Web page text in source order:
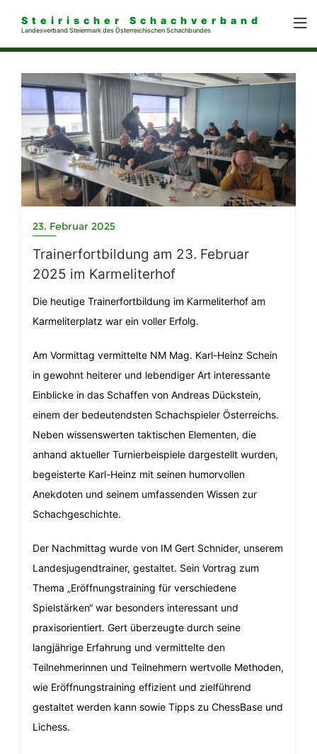
Steirischer Schachverband
Landesverband Steiermark des Österreichischen Schachbundes
23. Februar 2025
Trainerfortbildung am 23. Februar
2025 im Karmeliterhof
Die heutige Trainerfortbildung im Karmeliterhof am
Karmeliterplatz war ein voller Erfolg.
Am Vormittag vermittelte NM Mag. Karl-Heinz Schein
in gewohnt heiterer und lebendiger Art interessante
Einblicke in das Schaffen von Andreas Dückstein,
einem der bedeutendsten Schachspieler Österreichs.
Neben wissenswerten taktischen Elementen, die
anhand aktueller Turnierbeispiele dargestellt wurden,
begeisterte Karl-Heinz mit seinen humorvollen
Anekdoten und seinem umfassenden Wissen zur
Schachgeschichte.
Der Nachmittag wurde von IM Gert Schnider, unserem
Landesjugendtrainer, gestaltet. Sein Vortrag zum
Thema „Eröffnungstraining für verschiedene
Spielstärken“ war besonders interessant und
praxisorientiert. Gert überzeugte durch seine
langjährige Erfahrung und vermittelte den
Teilnehmerinnen und Teilnehmern wertvolle Methoden,
wie Eröffnungstraining effizient und zielführend
gestaltet werden kann sowie Tipps zu ChessBase und
Lichess.